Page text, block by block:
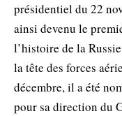
présidentiel du 22
ainsi devenu le
l’histoire de la
la tête des forces
décembre, il a été
pour sa direction du